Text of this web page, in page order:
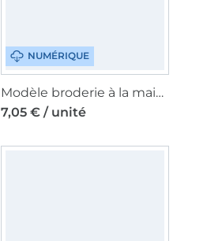
NUMÉRIQUE
Modèle broderie à la main pdf Meilleurs amis Helloo Anni
7,05 € / unité